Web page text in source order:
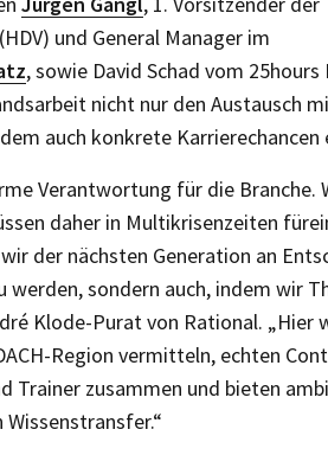
und General Manager im
, sowie David Schad vom
nicht nur den Austausch
auch konkrete
Verantwortung für die Branche.
daher in Multikrisenzeiten
der nächsten Generation an
werden, sondern auch, indem wir
Klode-Purat von Rational. „Hier
Region vermitteln, echten
Trainer zusammen und bieten